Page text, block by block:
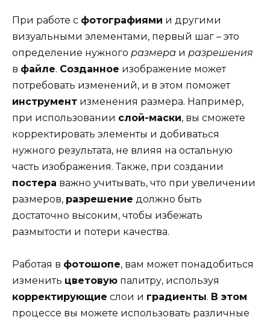
При работе с фотографиями и другими
визуальными элементами, первый шаг – это
определение нужного размера и разрешения
в файле. Созданное изображение может
потребовать изменений, и в этом поможет
инструмент изменения размера. Например,
при использовании слой-маски, вы сможете
корректировать элементы и добиваться
нужного результата, не влияя на остальную
часть изображения. Также, при создании
постера важно учитывать, что при увеличении
размеров, разрешение должно быть
достаточно высоким, чтобы избежать
размытости и потери качества.
Работая в фотошопе, вам может понадобиться
изменить цветовую палитру, используя
корректирующие слои и градиенты. В этом
процессе вы можете использовать различные